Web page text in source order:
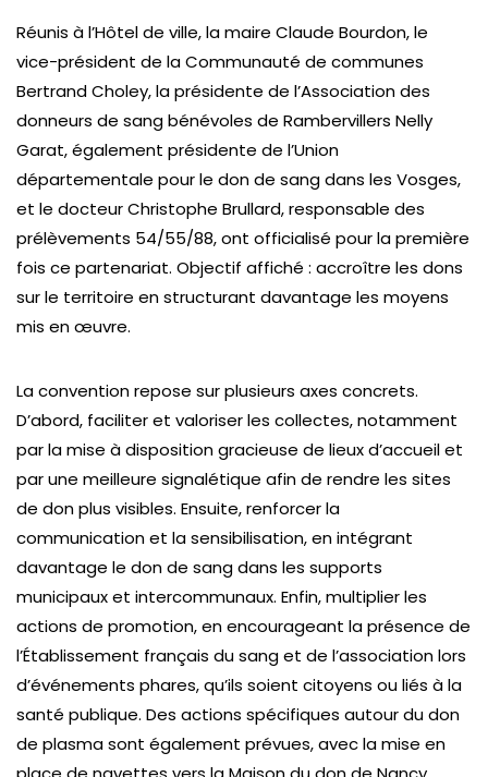
Réunis à l’Hôtel de ville, la maire Claude Bourdon, le
vice-président de la Communauté de communes
Bertrand Choley, la présidente de l’Association des
donneurs de sang bénévoles de Rambervillers Nelly
Garat, également présidente de l’Union
départementale pour le don de sang dans les Vosges,
et le docteur Christophe Brullard, responsable des
prélèvements 54/55/88, ont officialisé pour la première
fois ce partenariat. Objectif affiché : accroître les dons
sur le territoire en structurant davantage les moyens
mis en œuvre.
La convention repose sur plusieurs axes concrets.
D’abord, faciliter et valoriser les collectes, notamment
par la mise à disposition gracieuse de lieux d’accueil et
par une meilleure signalétique afin de rendre les sites
de don plus visibles. Ensuite, renforcer la
communication et la sensibilisation, en intégrant
davantage le don de sang dans les supports
municipaux et intercommunaux. Enfin, multiplier les
actions de promotion, en encourageant la présence de
l’Établissement français du sang et de l’association lors
d’événements phares, qu’ils soient citoyens ou liés à la
santé publique. Des actions spécifiques autour du don
de plasma sont également prévues, avec la mise en